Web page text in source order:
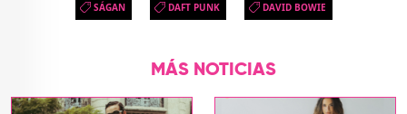
SÁGAN DAFT PUNK DAVID BOWIE
MÁS NOTICIAS